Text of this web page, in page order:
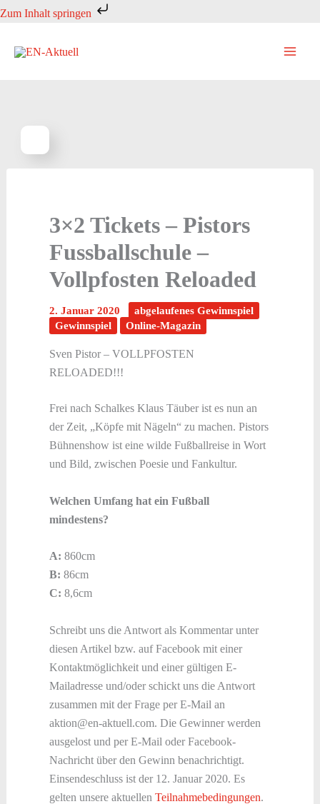
Zum Inhalt springen
Zum
springen
3×2 Tickets – Pistors
Fussballschule –
Vollpfosten Reloaded
2. Januar 2020
abgelaufenes Gewinnspiel
Gewinnspiel
Online-Magazin
Sven Pistor – VOLLPFOSTEN
RELOADED!!!
Frei nach Schalkes Klaus Täuber ist es nun an
der Zeit, „Köpfe mit Nägeln“ zu machen. Pistors
Bühnenshow ist eine wilde Fußballreise in Wort
und Bild, zwischen Poesie und Fankultur.
Welchen Umfang hat ein Fußball
mindestens?
A: 860cm
B: 86cm
C: 8,6cm
Schreibt uns die Antwort als Kommentar unter
diesen Artikel bzw. auf Facebook mit einer
Kontaktmöglichkeit und einer gültigen E-
Mailadresse und/oder schickt uns die Antwort
zusammen mit der Frage per E-Mail an
aktion@en-aktuell.com. Die Gewinner werden
ausgelost und per E-Mail oder Facebook-
Nachricht über den Gewinn benachrichtigt.
Einsendeschluss ist der 12. Januar 2020. Es
gelten unsere aktuellen Teilnahmebedingungen.